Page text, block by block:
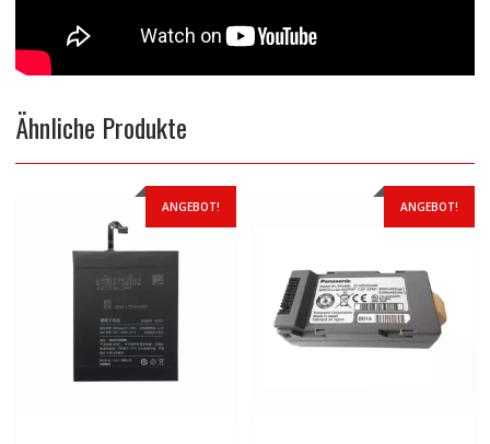
Ähnliche Produkte
ANGEBOT! ANGEBOT!